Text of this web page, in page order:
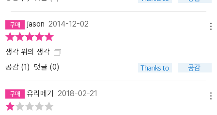
로운 수학의 눈을 만들 수 있다. 따라서 학생들은 성적과 창의성이라
는 2가지 선물을 받게 되는 셈이다. 창의성의 새로운 패러다임 요즘
은 창의성이니 아이디어니 하는 말들이 트렌드가 되었다. 융합의 시
대에는 ‘창의성’이 화두가 될 수밖에 없다. 또한 창의성은 스티브 잡스
이 시중에 넘쳐난다. 우리는 그런 책들을 통해 시대의 흐름을 알 수 있
은 ’창의성의 중요성‘에 대한 인식에 불과하다. 실제 책에서 ’창의성‘
이라는 것을 직접 배우기는 어렵다. 다시 말해 ‘창의적 생각’ 혹은 ‘생
jason 2014-12-02
생각 위의 생각
공감 (1) 댓글 (0)
유리메기 2018-02-21